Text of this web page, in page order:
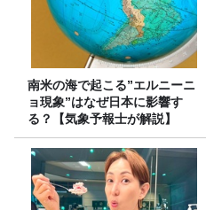
南米の海で起こる”エルニーニ
ョ現象”はなぜ日本に影響す
る？【気象予報士が解説】